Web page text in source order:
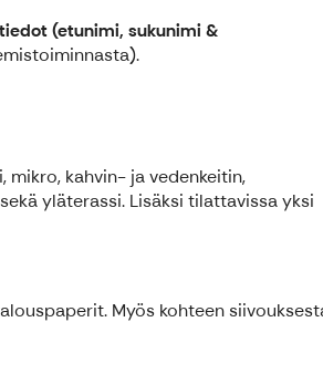
(etunimi, sukunimi &
mikro, kahvin- ja vedenkeitin,
yläterassi. Lisäksi tilattavissa yksi
Myös kohteen